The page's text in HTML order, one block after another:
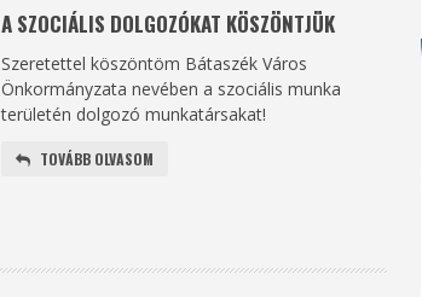
A SZOCIÁLIS DOLGOZÓKAT KÖSZÖNTJÜK
Szeretettel köszöntöm Bátaszék Város
Önkormányzata nevében a szociális munka
területén dolgozó munkatársakat!
TOVÁBB OLVASOM